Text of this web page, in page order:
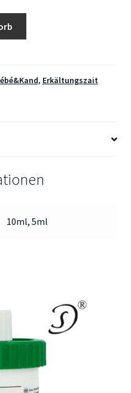
, Erkältungszait
10ml, 5ml